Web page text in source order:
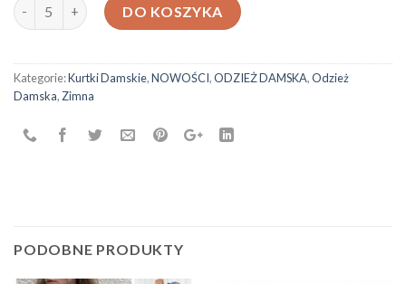
DO KOSZYKA
Kategorie:Kurtki Damskie,NOWOŚCI,ODZIEŻ DAMSKA,Odzież
Damska, Zimna
PODOBNE PRODUKTY